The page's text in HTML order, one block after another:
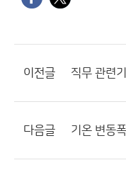
이전글 직무 관련
다음글 기온 변동